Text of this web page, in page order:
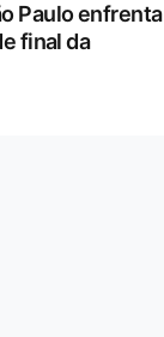
Paulo enfrenta
final da